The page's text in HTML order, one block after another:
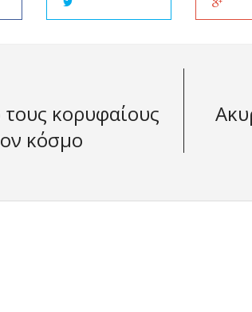
κορυφαίους
κόσμο